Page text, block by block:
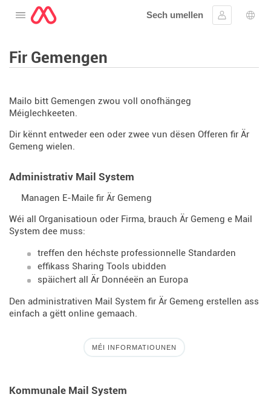
Oppen de Menü
Sech umellen
Umellen
Fir Gemengen
Mailo bitt Gemengen zwou voll onofhängeg
Méiglechkeeten.
Dir kënnt entweder een oder zwee vun dësen Offeren fir Är
Gemeng wielen.
Administrativ Mail System
Managen E-Maile fir Är Gemeng
Wéi all Organisatioun oder Firma, brauch Är Gemeng e Mail
System dee muss:
treffen den héchste professionnelle Standarden
effikass Sharing Tools ubidden
späichert all Är Donnéeën an Europa
Den administrativen Mail System fir Är Gemeng erstellen ass
einfach a gëtt online gemaach.
MÉI INFORMATIOUNEN
Kommunale Mail System